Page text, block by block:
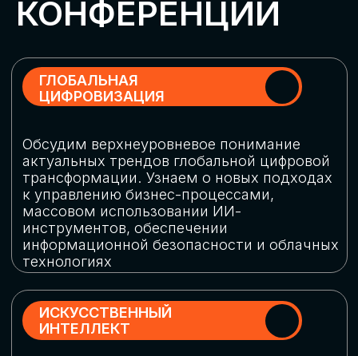
Выясним, как в наши дни уверенно
защищать свой бизнес от киберугроз
Обменяемся опытом, какие ИИ-решения
в маркетинге и продажах наиболее
рекламными кампаниями показывают
наибольшую эффективность
РОБОТИЗАЦИЯ
Узнаем, в каких отраслях ИИ
«материализуется», какие роботы
решают сложные бизнес-задачи, а где
только обсуждают концепции
роботизации и потенциальные бюджеты
на тестирование образцов